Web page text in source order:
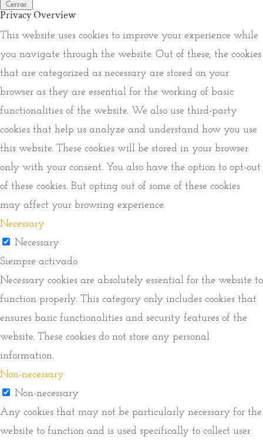
Cerrar
Privacy Overview
This website uses cookies to improve your experience while
you navigate through the website. Out of these, the cookies
that are categorized as necessary are stored on your
browser as they are essential for the working of basic
functionalities of the website. We also use third-party
cookies that help us analyze and understand how you use
this website. These cookies will be stored in your browser
only with your consent. You also have the option to opt-out
of these cookies. But opting out of some of these cookies
may affect your browsing experience.
Necessary
Necessary
Siempre activado
Necessary cookies are absolutely essential for the website to
function properly. This category only includes cookies that
ensures basic functionalities and security features of the
website. These cookies do not store any personal
information.
Non-necessary
Non-necessary
Any cookies that may not be particularly necessary for the
website to function and is used specifically to collect user